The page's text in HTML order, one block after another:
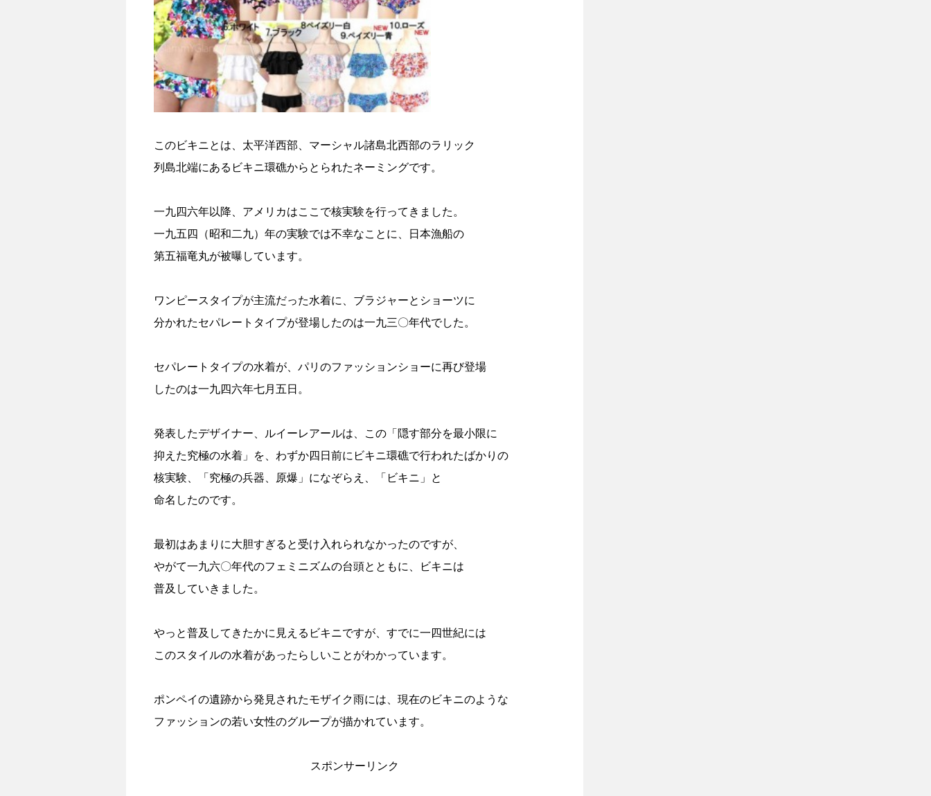
このビキニとは、太平洋西部、マーシャル諸島北西部のラリック
列島北端にあるビキニ環礁からとられたネーミングです。
一九四六年以降、アメリカはここで核実験を行ってきました。
一九五四（昭和二九）年の実験では不幸なことに、日本漁船の
第五福竜丸が被曝しています。
ワンピースタイプが主流だった水着に、ブラジャーとショーツに
分かれたセパレートタイプが登場したのは一九三〇年代でした。
セパレートタイプの水着が、パリのファッションショーに再び登場
したのは一九四六年七月五日。
発表したデザイナー、ルイーレアールは、この「隠す部分を最小限に
抑えた究極の水着」を、わずか四日前にビキニ環礁で行われたばかりの
核実験、「究極の兵器、原爆」になぞらえ、「ビキニ」と
命名したのです。
最初はあまりに大胆すぎると受け入れられなかったのですが、
やがて一九六〇年代のフェミニズムの台頭とともに、ビキニは
普及していきました。
やっと普及してきたかに見えるビキニですが、すでに一四世紀には
このスタイルの水着があったらしいことがわかっています。
ポンペイの遺跡から発見されたモザイク雨には、現在のビキニのような
ファッションの若い女性のグループが描かれています。
スポンサーリンク